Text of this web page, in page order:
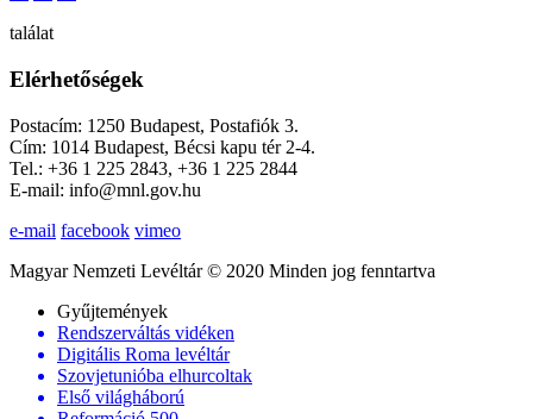
találat
Elérhetőségek
Postacím: 1250 Budapest, Postafiók 3.
Cím: 1014 Budapest, Bécsi kapu tér 2-4.
Tel.: +36 1 225 2843, +36 1 225 2844
E-mail: info@mnl.gov.hu
e-mail facebook vimeo
Magyar Nemzeti Levéltár © 2020 Minden jog fenntartva
Gyűjtemények
Rendszerváltás vidéken
Digitális Roma levéltár
Szovjetunióba elhurcoltak
Első világháború